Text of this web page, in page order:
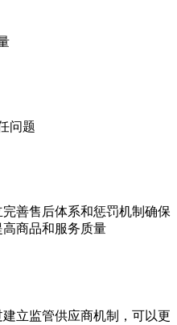
问题
善售后体系和惩罚机制确保
商品和服务质量
立监管供应商机制，可以更